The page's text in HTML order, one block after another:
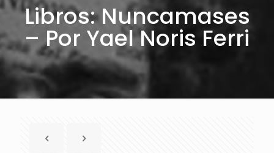
Libros: Nuncamases
– Por Yael Noris Ferri